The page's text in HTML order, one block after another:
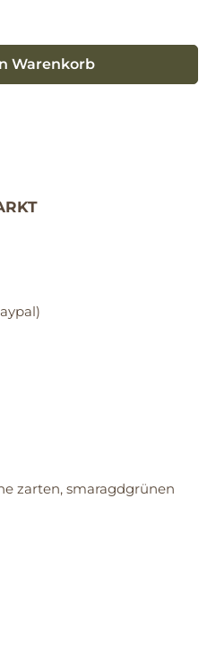
benutze die Schaltflächen um die
Warenkorb
zarten, smaragdgrünen